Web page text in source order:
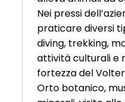
Nei pressi
praticare diversi
diving, trekking,
attività culturali e
fortezza del
Orto botanico,